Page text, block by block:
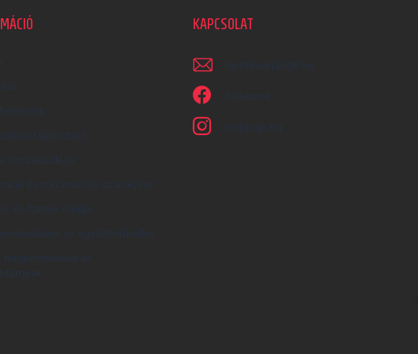
tájékoztató
visszaküldése
és reklamációs szabályzat
és fizetés módja
és együttműködés
megrendelések és
KAPCSOLAT
irjon @ earplugs.hu
Facebook
earplugs.hu